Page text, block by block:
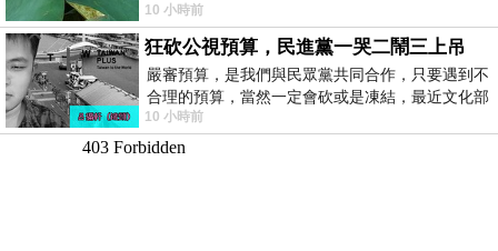
10 小時前
狂砍公視預算，民進黨一哭二鬧三上吊
嚴審預算，是我們與民眾黨共同合作，只要遇到不
合理的預算，當然一定會砍或是凍結，最近文化部
要編列公視和Taiwan plus預算，在110年
10 小時前